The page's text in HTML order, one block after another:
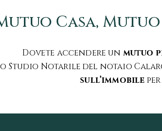
Casa,
Dovete accendere un mutuo
Studio Notarile del notaio
sull’immobile